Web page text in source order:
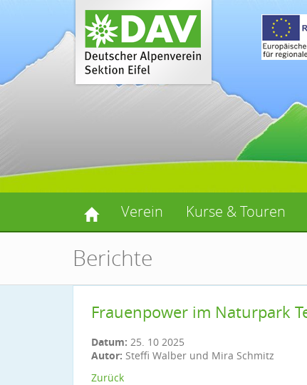
Verein Kurse & Touren
Berichte
Frauenpower im Naturpark
Datum: 25. 10 2025
Autor: Steffi Walber und Mira Schmitz
Zurück